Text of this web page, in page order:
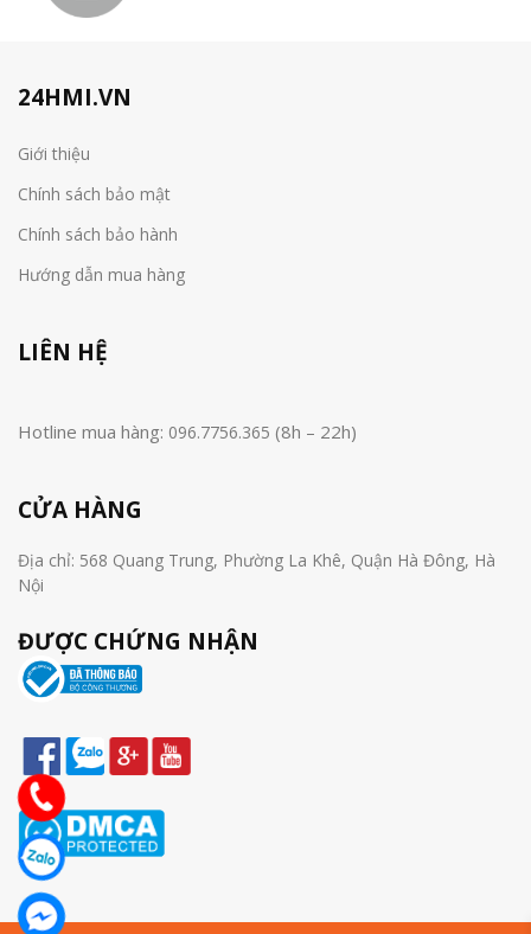
24HMI.VN
Giới thiệu
Chính sách bảo mật
Chính sách bảo hành
Hướng dẫn mua hàng
LIÊN HỆ
Hotline mua hàng: 096.7756.365 (8h – 22h)
CỬA HÀNG
Địa chỉ: 568 Quang Trung, Phường La Khê, Quận Hà Đông, Hà
Nội
ĐƯỢC CHỨNG NHẬN